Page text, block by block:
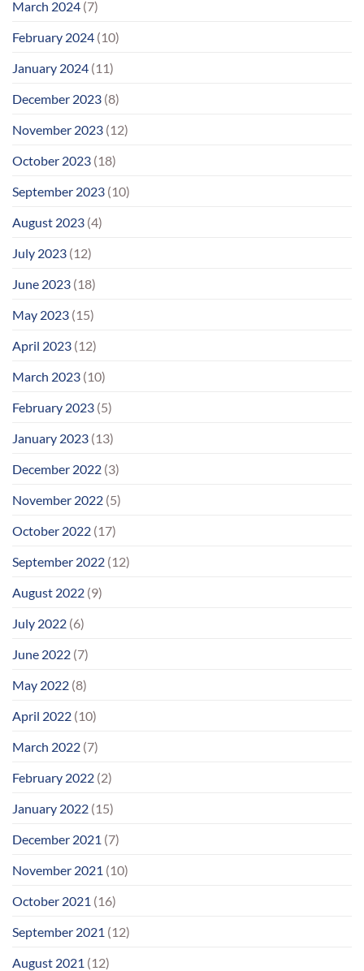
March 2024 (7)
February 2024 (10)
January 2024 (11)
December 2023 (8)
November 2023 (12)
October 2023 (18)
September 2023 (10)
August 2023 (4)
July 2023 (12)
June 2023 (18)
May 2023 (15)
April 2023 (12)
March 2023 (10)
February 2023 (5)
January 2023 (13)
December 2022 (3)
November 2022 (5)
October 2022 (17)
September 2022 (12)
August 2022 (9)
July 2022 (6)
June 2022 (7)
May 2022 (8)
April 2022 (10)
March 2022 (7)
February 2022 (2)
January 2022 (15)
December 2021 (7)
November 2021 (10)
October 2021 (16)
September 2021 (12)
August 2021 (12)